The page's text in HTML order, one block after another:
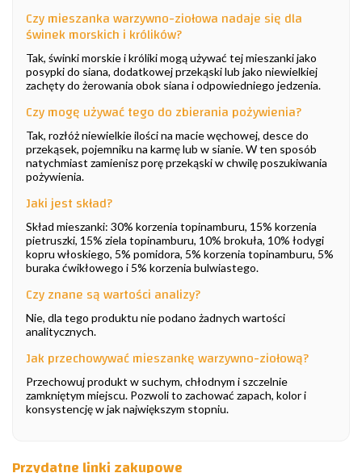
Czy mieszanka warzywno-ziołowa nadaje się dla
świnek morskich i królików?
Tak, świnki morskie i króliki mogą używać tej mieszanki jako
posypki do siana, dodatkowej przekąski lub jako niewielkiej
zachęty do żerowania obok siana i odpowiedniego jedzenia.
Czy mogę używać tego do zbierania pożywienia?
Tak, rozłóż niewielkie ilości na macie węchowej, desce do
przekąsek, pojemniku na karmę lub w sianie. W ten sposób
natychmiast zamienisz porę przekąski w chwilę poszukiwania
pożywienia.
Jaki jest skład?
Skład mieszanki: 30% korzenia topinamburu, 15% korzenia
pietruszki, 15% ziela topinamburu, 10% brokuła, 10% łodygi
kopru włoskiego, 5% pomidora, 5% korzenia topinamburu, 5%
buraka ćwikłowego i 5% korzenia bulwiastego.
Czy znane są wartości analizy?
Nie, dla tego produktu nie podano żadnych wartości
analitycznych.
Jak przechowywać mieszankę warzywno-ziołową?
Przechowuj produkt w suchym, chłodnym i szczelnie
zamkniętym miejscu. Pozwoli to zachować zapach, kolor i
konsystencję w jak największym stopniu.